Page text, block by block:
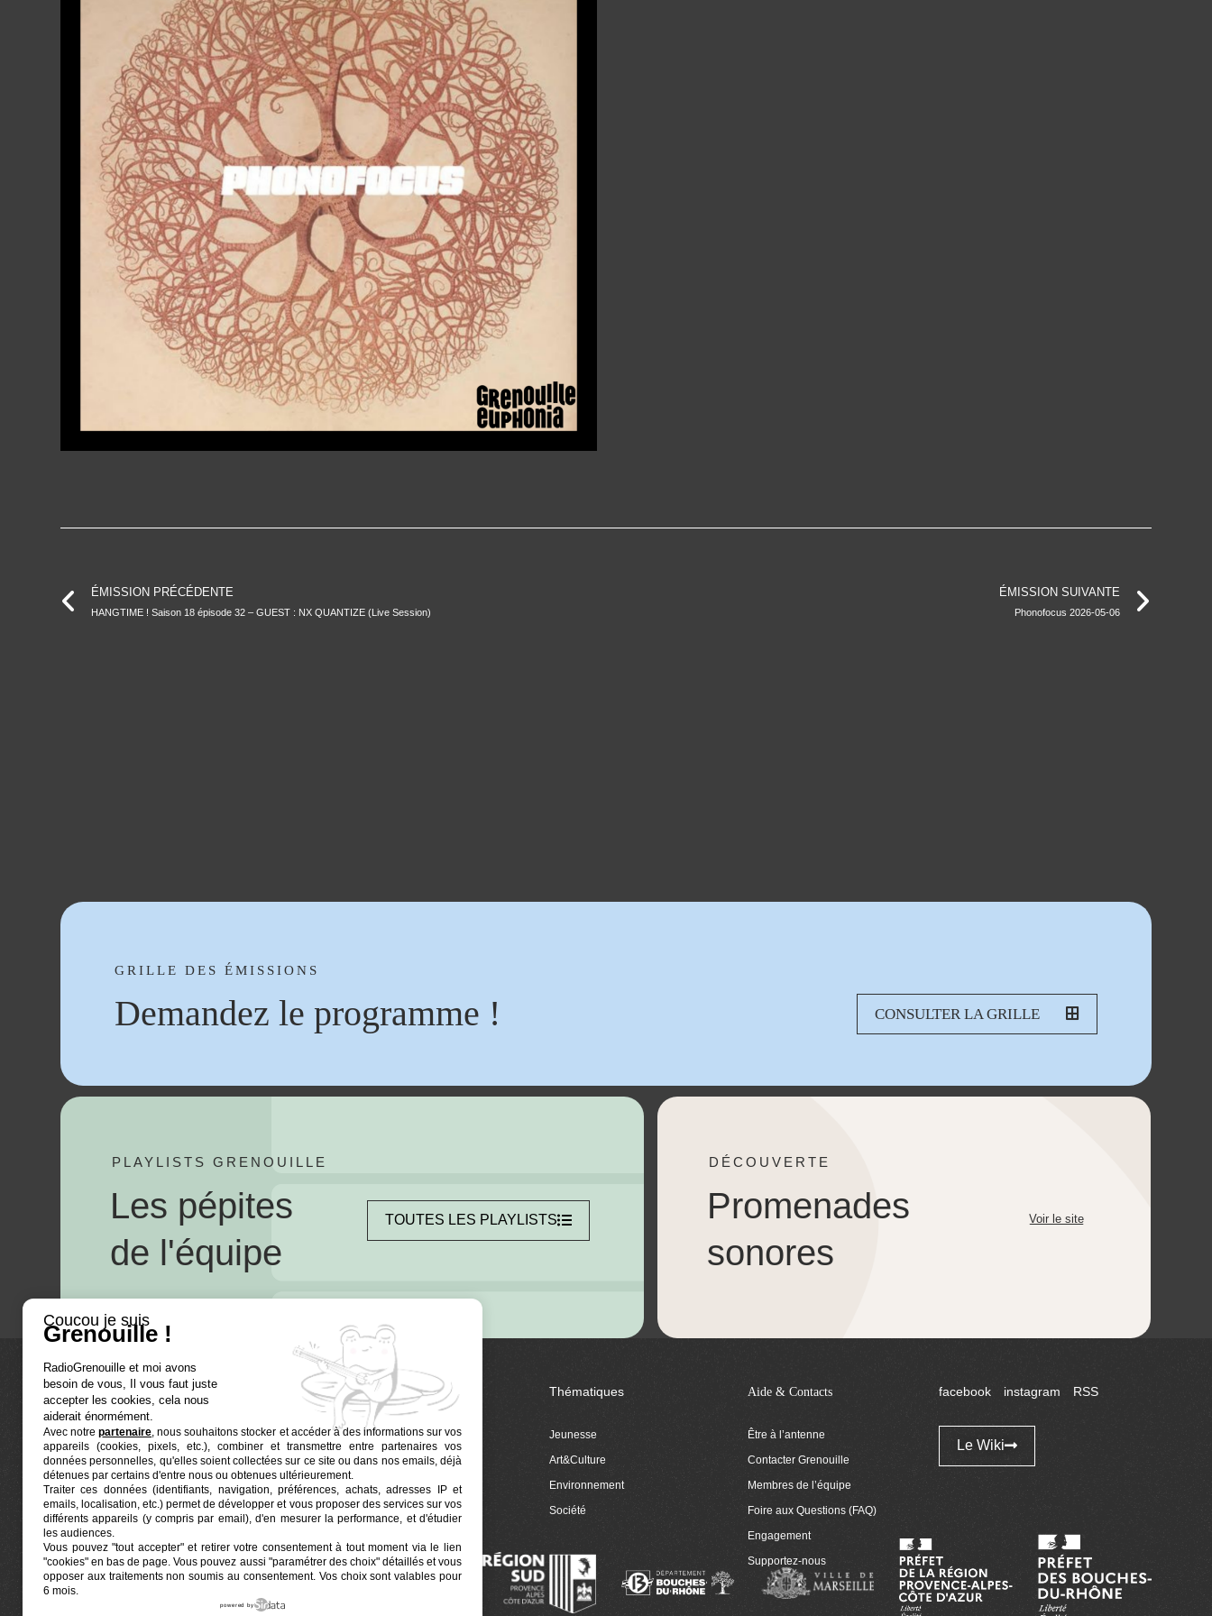
ÉMISSION PRÉCÉDENTE
HANGTIME ! Saison 18 épisode 32 – GUEST : NX QUANTIZE (Live Session)
ÉMISSION SUIVANTE
Phonofocus 2026-05-06
GRILLE DES ÉMISSIONS
Demandez le programme ! CONSULTER LA GRILLE
PLAYLISTS GRENOUILLE
Les pépites
de l'équipe
TOUTES LES PLAYLISTS
DÉCOUVERTE
Promenades
sonores
Voir le site
Euphonia est le partenaire producteur de Radio
Grenouille, radio associative marseillaise.
Locaux situés à la Friche Belle de Mai
41, rue Jobin — 13003 Marseille
La radio
Ré-écouter
Actualités
Programmation
Grenouille Euphonia
Thématiques
Jeunesse
Art&Culture
Environnement
Société
Aide & Contacts
Être à l’antenne
Contacter Grenouille
Membres de l’équipe
Foire aux Questions (FAQ)
Engagement
Supportez-nous
facebook instagram RSS
Le Wiki
Coucou je suis
Grenouille !
RadioGrenouille et moi avons
besoin de vous, Il vous faut juste
accepter les cookies, cela nous
aiderait énormément.
Avec notrepartenaire, nous souhaitons stocker et accéder à des informations sur vos
appareils (cookies, pixels, etc.), combiner et transmettre entre partenaires vos
données personnelles, qu'elles soient collectées sur ce site ou dans nos emails, déjà
détenues par certains d'entre nous ou obtenues ultérieurement.
Traiter ces données (identifiants, navigation, préférences, achats, adresses IP et
emails, localisation, etc.) permet de développer et vous proposer des services sur vos
différents appareils (y compris par email), d'en mesurer la performance, et d'étudier
les audiences.
Vous pouvez "tout accepter" et retirer votre consentement à tout moment via le lien
"cookies" en bas de page. Vous pouvez aussi "paramétrer des choix" détaillés et vous
opposer aux traitements non soumis au consentement. Vos choix sont valables pour
6 mois.
powered by